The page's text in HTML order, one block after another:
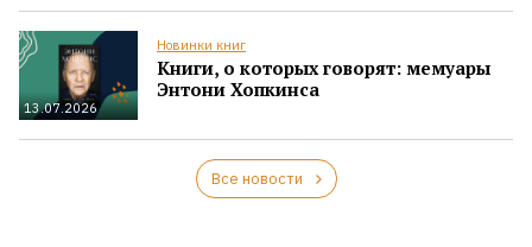
13.07.2026
Новинки книг
Книги, о которых говорят: мемуары
Энтони Хопкинса
Все новости